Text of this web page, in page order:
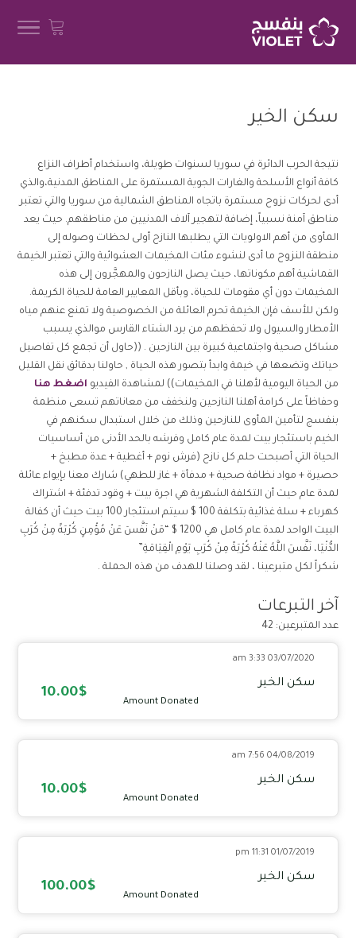
سكن الخير
نتيجة الحرب الدائرة في سوريا لسنوات طويلة، واستخدام أطراف النزاع
كافة أنواع الأسلحة والغارات الجوية المستمرة على المناطق المدنية،والذي
أدى لحركات نزوح مستمرة باتجاه المناطق الشمالية من سوريا والتي تعتبر
مناطق آمنة نسبياً، إضافة لتهجير آلاف المدنيين من مناطقهم. حيث يعد
المأوى من أهم الاولويات التي يطلبها النازح أولى لحظات وصوله إلى
منطقة النزوح ما أدى لنشوء مئات المخيمات العشوائية والتي تعتبر الخيمة
القماشية أهم مكوناتها، حيث يصل النازحون والمهجَّرون إلى هذه
المخيمات دون أي مقومات للحياة، وبأقل المعايير العامة للحياة الكريمة.
ولكن للأسف فإن الخيمة تحرم العائلة من الخصوصية ولا تمنع عنهم مياه
الأمطار والسيول ولا تحفظهم من برد الشتاء القارس موالذي يسبب
مشاكل صحية واجتماعية كبيرة بين النازحين . ((حاول أن تجمع كل تفاصيل
حياتك وتضعها في خيمة وابدأ بتصور هذه الحياة , حاولنا بدقائق نقل القليل
من الحياة اليومية لأهلنا في المخيمات)) لمشاهدة الفيديو اضغط هنا
وحفاظاً على كرامة أهلنا النازحين ولنخفف من معاناتهم تسعى منظمة
بنفسج لتأمين المأوى للنازحين وذلك من خلال استبدال سكنهم في
الخيم باستئجار بيت لمدة عام كامل وفرشه بالحد الأدنى من أساسيات
الحياة التي أصبحت حلم كل نازح (فرش نوم + أغطية + عدة مطبخ +
حصيرة + مواد نظافة صحية + مدفأة + غاز للطهي) شارك معنا بإيواء عائلة
لمدة عام حيث أن التكلفة الشهرية هي اجرة بيت + وقود تدفئة + اشتراك
كهرباء + سلة غذائية بتكلفة 100 $ سيتم استئجار 100 بيت حيث أن كفالة
البيت الواحد لمدة عام كامل هي 1200 $ “مَنْ نَفَّسَ عَنْ مُؤْمِنٍ كُرْبَةً مِنْ كُرَبِ
الدُّنْيَا، نَفَّسَ اللَّهُ عَنْهُ كُرْبَةً مِنْ كُرَبِ يَوْمِ الْقِيَامَةِ”
شكراً لكل متبرعينا ، لقد وصلنا للهدف من هذه الحملة .
آخر التبرعات
عدد المتبرعين: 42
03/07/2020 3:33 am
سكن الخير
Amount Donated
10.00$
04/08/2019 7:56 am
سكن الخير
Amount Donated
10.00$
01/07/2019 11:31 pm
سكن الخير
Amount Donated
100.00$